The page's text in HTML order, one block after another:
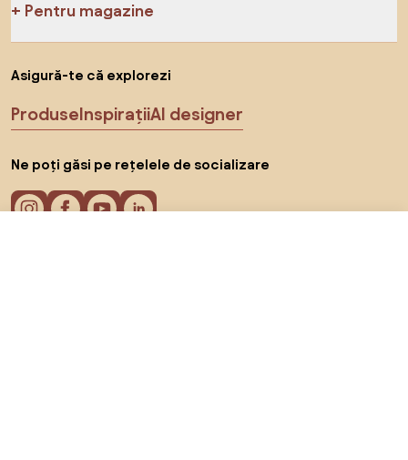
Pentru magazine
Asigură-te că explorezi
ProduseInspirațiiAI designer
Ne poți găsi pe rețelele de socializare